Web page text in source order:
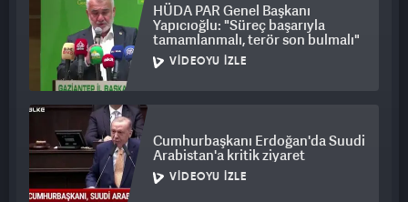
HÜDA PAR Genel Başkanı
Yapıcıoğlu: "Süreç başarıyla
tamamlanmalı, terör son bulmalı"
VIDEOYU İZLE
Cumhurbaşkanı Erdoğan'da Suudi
Arabistan'a kritik ziyaret
VIDEOYU İZLE